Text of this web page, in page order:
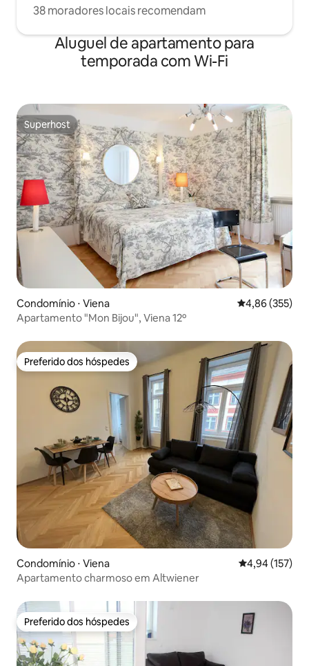
38 moradores locais recomendam
Aluguel de apartamento para
temporada com Wi-Fi
Superhost
Superhost
Condomínio ⋅ Viena 4,86 de uma
4,86 (355)
Apartamento "Mon Bijou", Viena 12º
Preferido dos hóspedes
Preferido dos hóspedes
Condomínio ⋅ Viena 4,94 de uma
4,94 (157)
Apartamento charmoso em Altwiener
Preferido dos hóspedes
Preferido dos hóspedes